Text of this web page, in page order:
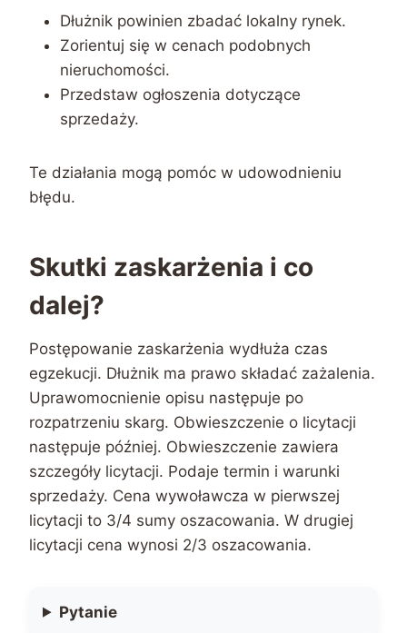
Dłużnik powinien zbadać lokalny rynek.
Zorientuj się w cenach podobnych
nieruchomości.
Przedstaw ogłoszenia dotyczące
sprzedaży.
Te działania mogą pomóc w udowodnieniu
błędu.
Skutki zaskarżenia i co
dalej?
Postępowanie zaskarżenia wydłuża czas
egzekucji. Dłużnik ma prawo składać zażalenia.
Uprawomocnienie opisu następuje po
rozpatrzeniu skarg. Obwieszczenie o licytacji
następuje później. Obwieszczenie zawiera
szczegóły licytacji. Podaje termin i warunki
sprzedaży. Cena wywoławcza w pierwszej
licytacji to 3/4 sumy oszacowania. W drugiej
licytacji cena wynosi 2/3 oszacowania.
Pytanie